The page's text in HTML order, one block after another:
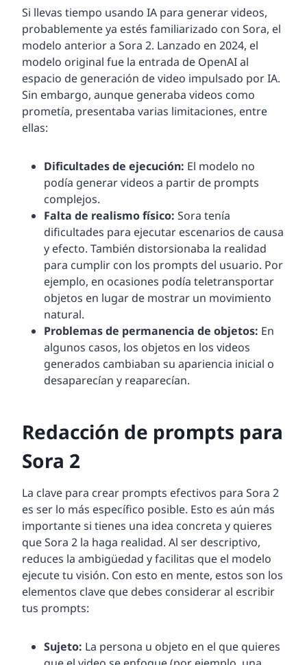
Si llevas tiempo usando IA para generar videos,
probablemente ya estés familiarizado con Sora, el
modelo anterior a Sora 2. Lanzado en 2024, el
modelo original fue la entrada de OpenAI al
espacio de generación de video impulsado por IA.
Sin embargo, aunque generaba videos como
prometía, presentaba varias limitaciones, entre
ellas:
Dificultades de ejecución: El modelo no
podía generar videos a partir de prompts
complejos.
Falta de realismo físico: Sora tenía
dificultades para ejecutar escenarios de causa
y efecto. También distorsionaba la realidad
para cumplir con los prompts del usuario. Por
ejemplo, en ocasiones podía teletransportar
objetos en lugar de mostrar un movimiento
natural.
Problemas de permanencia de objetos: En
algunos casos, los objetos en los videos
generados cambiaban su apariencia inicial o
desaparecían y reaparecían.
Redacción de prompts para
Sora 2
La clave para crear prompts efectivos para Sora 2
es ser lo más específico posible. Esto es aún más
importante si tienes una idea concreta y quieres
que Sora 2 la haga realidad. Al ser descriptivo,
reduces la ambigüedad y facilitas que el modelo
ejecute tu visión. Con esto en mente, estos son los
elementos clave que debes considerar al escribir
tus prompts:
Sujeto: La persona u objeto en el que quieres